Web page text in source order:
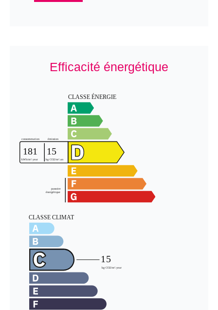
Efficacité énergétique